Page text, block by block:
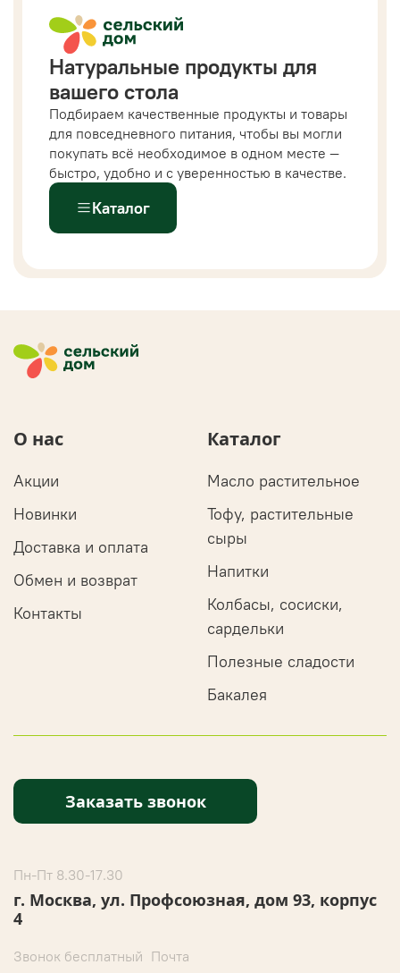
Натуральные продукты для
вашего стола
Подбираем качественные продукты и товары
для повседневного питания, чтобы вы могли
покупать всё необходимое в одном месте —
быстро, удобно и с уверенностью в качестве.
Каталог
О нас
Акции
Новинки
Доставка и оплата
Обмен и возврат
Контакты
Каталог
Масло растительное
Тофу, растительные
сыры
Напитки
Колбасы, сосиски,
сардельки
Полезные сладости
Бакалея
Заказать звонок
Пн-Пт 8.30-17.30
г. Москва, ул. Профсоюзная, дом 93, корпус
4
Звонок бесплатный Почта